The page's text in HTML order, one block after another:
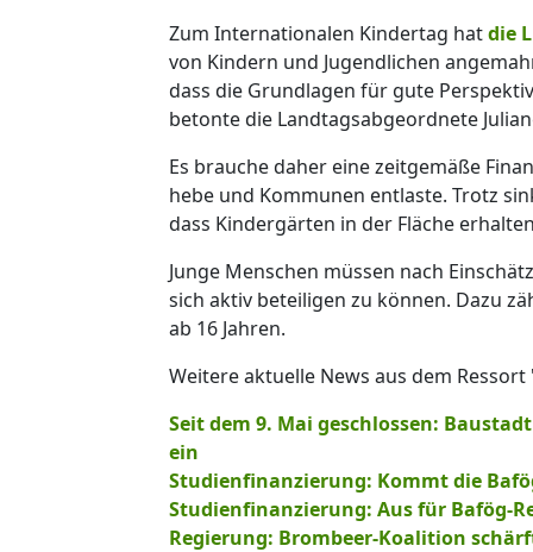
Zum Internationalen Kindertag hatdie
von Kindern und Jugendlichen
dass die Grundlagen für gute
betonte die Landtagsabgeordnete
Es brauche daher eine zeitgemäße
hebe und Kommunen entlaste. Trotz
dass Kindergärten in der Fläche
Junge Menschen müssen nach
sich aktiv beteiligen zu können. Dazu
ab 16 Jahren.
Weitere aktuelle News aus dem
Seit dem 9. Mai geschlossen:
ein
Studienfinanzierung: Kommt die
Studienfinanzierung: Aus für Bafög-
Regierung: Brombeer-Koalition